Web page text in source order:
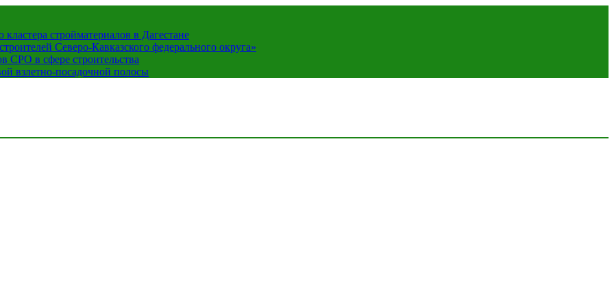
стройматериалов в Дагестане
Северо-Кавказского федерального округа»
СРО в сфере строительства
взлетно-посадочной полосы